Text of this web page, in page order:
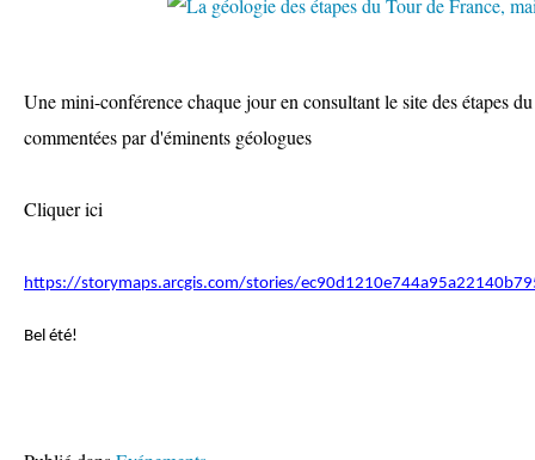
Une mini-conférence chaque jour en consultant le site des étapes
commentées par d'éminents géologues
Cliquer ici
https://storymaps.arcgis.com/stories/
Bel été!